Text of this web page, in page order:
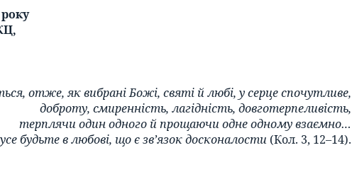
отже, як вибрані Божі, святі й любі, у серце спочутливе,
доброту, смиренність, лагідність, довготерпеливість,
терплячи один одного й прощаючи одне одному взаємно…
будьте в любові, що є зв’язок досконалости (Кол. 3, 12–14).